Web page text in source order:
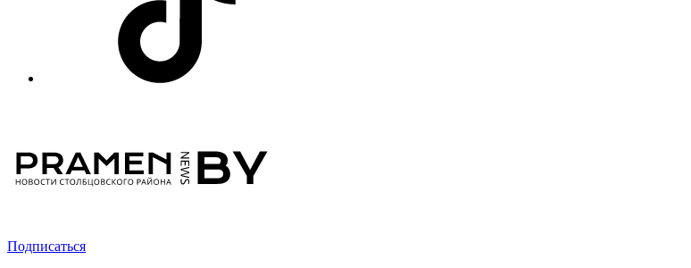
Подписаться